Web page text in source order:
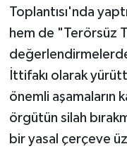
Toplantısı'nda
hem de "Terörsüz
İttifakı olarak
önemli aşamaların
örgütün silah
bir yasal çerçeve